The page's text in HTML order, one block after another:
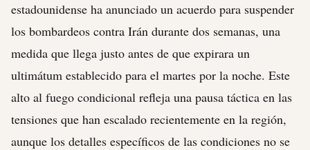
estadounidense ha anunciado un acuerdo para suspender
los bombardeos contra Irán durante dos semanas, una
medida que llega justo antes de que expirara un
ultimátum establecido para el martes por la noche. Este
alto al fuego condicional refleja una pausa táctica en las
tensiones que han escalado recientemente en la región,
aunque los detalles específicos de las condiciones no se